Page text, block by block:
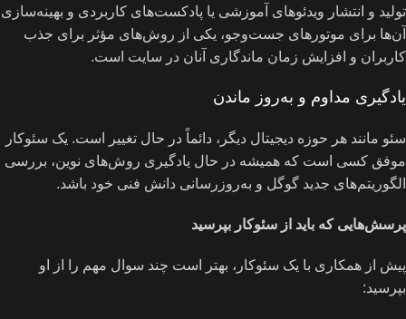
تولید و انتشار ویدئوهای آموزشی یا پادکست‌های کاربردی و بهینه‌سازی
آن‌ها برای موتورهای جست‌وجو، یکی از روش‌های مؤثر برای جذب
کاربران و افزایش زمان ماندگاری آنان در سایت است.
یادگیری مداوم و به‌روز ماندن
سئو مانند هر حوزه دیجیتال دیگر، دائماً در حال تغییر است. یک سئوکار
موفق کسی است که همیشه در حال یادگیری روش‌های نوین، بررسی
الگوریتم‌های جدید گوگل و به‌روزرسانی دانش فنی خود باشد.
پرسش‌هایی که باید از سئوکار بپرسید
پیش از همکاری با یک سئوکار، بهتر است چند سوال مهم را از او
بپرسید: